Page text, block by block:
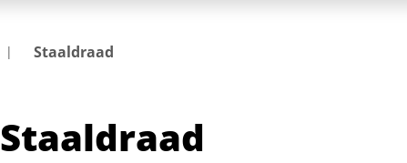
Staaldraad
Staaldraad